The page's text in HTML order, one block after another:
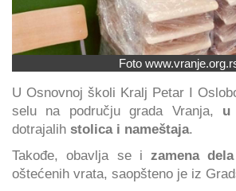
Foto
U Osnovnoj školi Kralj Petar I
selu na području grada Vranja, u
dotrajalih stolica i nameštaja.
Takođe, obavlja se izamena
oštećenih vrata, saopšteno je iz